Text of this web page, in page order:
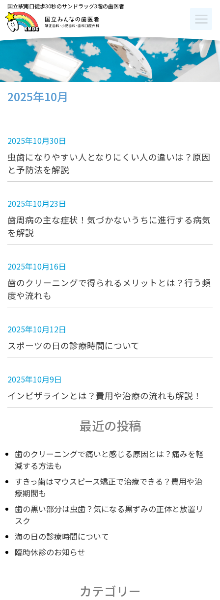
国立駅南口徒歩30秒のサンドラッグ3階の歯医者
2025年10月
2025年10月30日
虫歯になりやすい人となりにくい人の違いは？原因
と予防法を解説
2025年10月23日
歯周病の主な症状！気づかないうちに進行する病気
を解説
2025年10月16日
歯のクリーニングで得られるメリットとは？行う頻
度や流れも
2025年10月12日
スポーツの日の診療時間について
2025年10月9日
インビザラインとは？費用や治療の流れも解説！
最近の投稿
歯のクリーニングで痛いと感じる原因とは？痛みを軽
減する方法も
すきっ歯はマウスピース矯正で治療できる？費用や治
療期間も
歯の黒い部分は虫歯？気になる黒ずみの正体と放置リ
スク
海の日の診療時間について
臨時休診のお知らせ
カテゴリー